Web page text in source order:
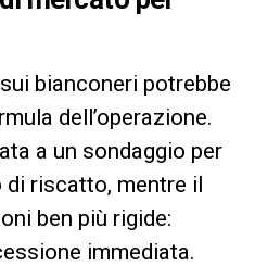
bianconeri potrebbe
dell’operazione.
a un sondaggio per
riscatto, mentre il
ben più rigide:
immediata.